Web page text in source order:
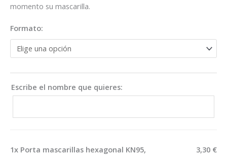
momento su mascarilla.
Formato:
Escribe el nombre que quieres:
1x Porta mascarillas hexagonal KN95,
3,30 €